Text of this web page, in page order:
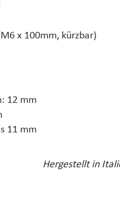
x 100mm, kürzbar)
12 mm
11 mm
Hergestellt in